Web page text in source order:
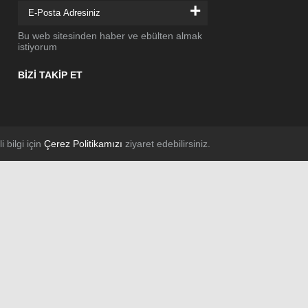
+
Bu web sitesinden haber ve ebülten almak
istiyorum
BİZİ TAKİP ET
bilgi için Çerez Politikamızı ziyaret edebilirsiniz.